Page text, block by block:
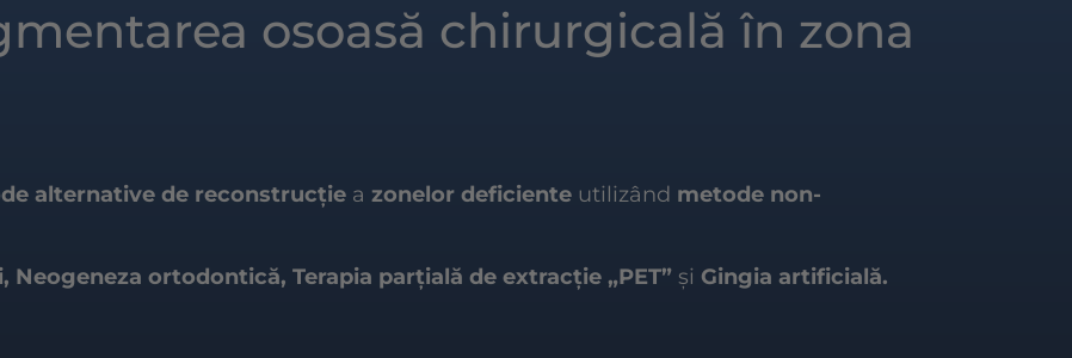
osoasă chirurgicală în zona
alternative de reconstrucție a zonelor deficiente utilizând metode non-
ortodontică, Terapia parțială de extracție „PET” și Gingia artificială.